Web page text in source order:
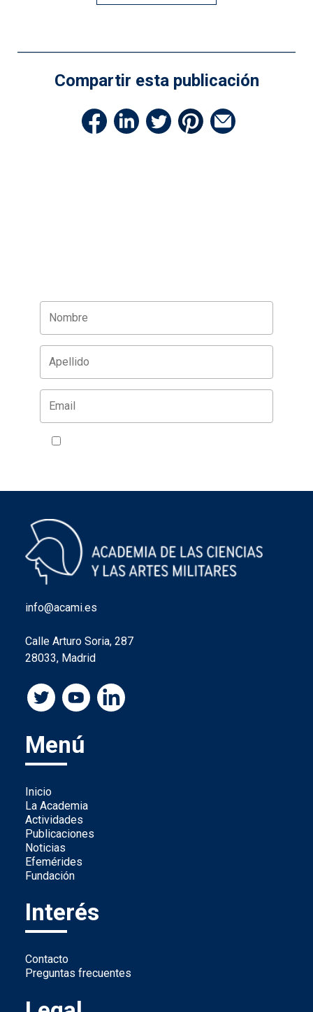
Compartir esta publicación
info@acami.es
Calle Arturo Soria, 287
28033, Madrid
Menú
Inicio
La Academia
Actividades
Publicaciones
Noticias
Efemérides
Fundación
Interés
Contacto
Preguntas frecuentes